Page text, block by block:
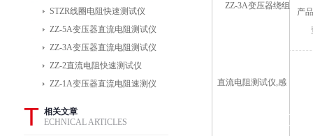
STZR线圈电阻快速测试仪
ZZ-5A变压器直流电阻测试仪
ZZ-3A变压器直流电阻测试仪
ZZ-2直流电阻快速测试仪
ZZ-1A变压器直流电阻速测仪
T 相关文章
ECHNICAL ARTICLES
产